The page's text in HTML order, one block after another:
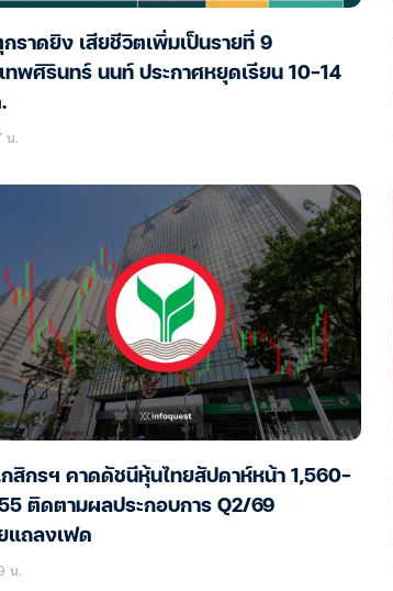
กราดยิง เสียชีวิตเพิ่มเป็นรายที่ 9
ทพศิรินทร์ นนท์ ประกาศหยุดเรียน 10-14
น.
สิกรฯ คาดดัชนีหุ้นไทยสัปดาห์หน้า 1,560-
ติดตามผลประกอบการ Q2/69
แถลงเฟด
น.